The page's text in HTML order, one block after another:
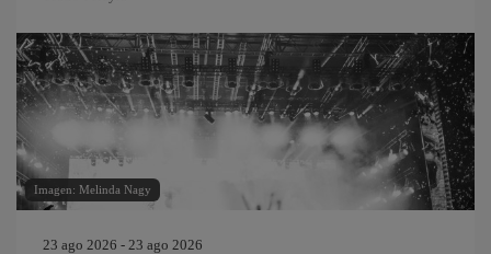
Imagen: Melinda Nagy
23 ago 2026 - 23 ago 2026